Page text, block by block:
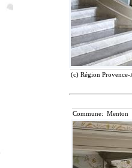
(c) Région
Commune: Menton